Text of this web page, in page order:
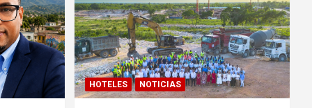
HOTELES NOTICIAS